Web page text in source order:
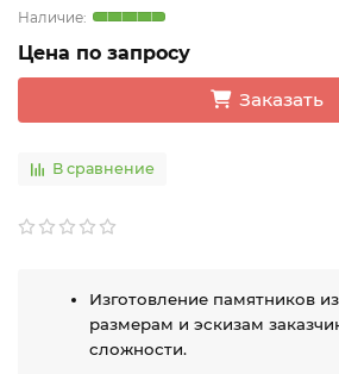
Цена по запросу
Заказать
В сравнение
Изготовление памятников
размерам и эскизам
сложности.